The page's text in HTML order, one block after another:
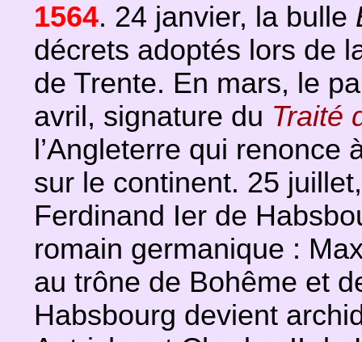
1564. 24 janvier, la bulle
décrets adoptés lors de
de Trente. En mars, le
avril, signature du Traité
l’Angleterre qui
sur le continent. 25
Ferdinand Ier de
romain germanique :
au trône de Bohême et
Habsbourg devient